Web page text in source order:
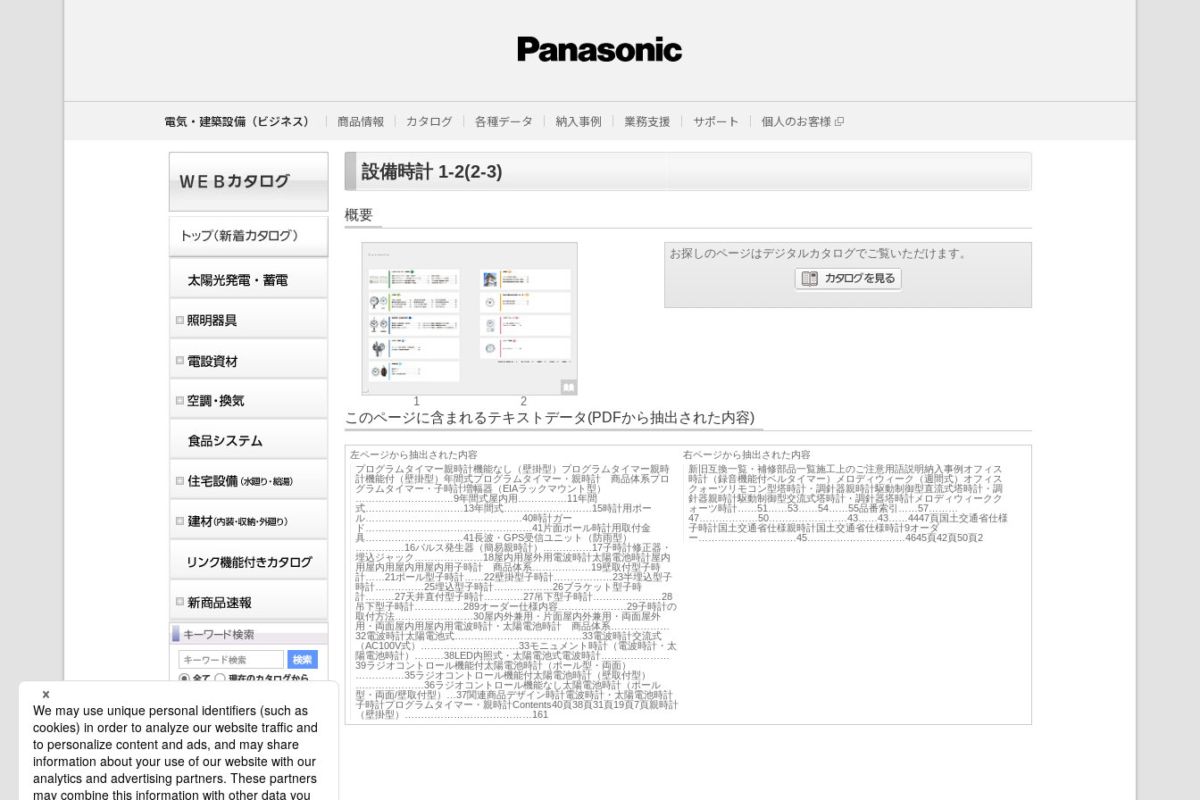
電気・建築設備（ビジネス） 商品情報 カタログ 各種データ 納入事例 業務支援 サポート 個人のお客様
設備時計 1-2(2-3)
概要
1 2
お探しのページはデジタルカタログでご覧いただけます。
このページに含まれるテキストデータ(PDFから抽出された内容)
左ページから抽出された内容
プログラムタイマー親時計機能なし（壁掛型）プログラムタイマー親時
計機能付（壁掛型）年間式プログラムタイマー・親時計 商品体系プロ
グラムタイマー・子時計増幅器（EIAラックマウント型）
…………………………9年間式屋内用……………11年間
式…………………………13年間式………………………15時計用ポー
ル…………………………………………40時計ガー
ド……………………………………………41片面ポール時計用取付金
具…………………………41長波・GPS受信ユニット（防雨型）
……………16パルス発生器（簡易親時計）……………17子時計修正器・
埋込ジャック…………………18屋内用屋外用電波時計太陽電池時計屋内
用屋内用屋内用屋内用子時計 商品体系………………19壁取付型子時
計……21ポール型子時計……22壁掛型子時計………………23半埋込型子
時計……………25埋込型子時計………………26ブラケット型子時
計………27天井直付型子時計…………27吊下型子時計…………………28
吊下型子時計……………289オーダー仕様内容…………………29子時計の
取付方法……………………30屋内外兼用・片面屋内外兼用・両面屋外
用・両面屋内用屋内用電波時計・太陽電池時計 商品体系………………
32電波時計太陽電池式…………………………………33電波時計交流式
（AC100V式）…………………………33モニュメント時計（電波時計・太
陽電池時計）………38LED内照式・太陽電池式電波時計…………………
39ラジオコントロール機能付太陽電池時計（ポール型・両面）
……………35ラジオコントロール機能付太陽電池時計（壁取付型）
…………………36ラジオコントロール機能なし太陽電池時計（ポール
型・両面/壁取付型）…37関連商品デザイン時計電波時計・太陽電池時計
子時計プログラムタイマー・親時計Contents40頁38頁31頁19頁7頁親時計
（壁掛型）…………………………………161
右ページから抽出された内容
新旧互換一覧・補修部品一覧施工上のご注意用語説明納入事例オフィス
時計（録音機能付ベルタイマー）メロディウィーク（週間式）オフィス
クォーツリモコン型塔時計・調針器親時計駆動制御型直流式塔時計・調
針器親時計駆動制御型交流式塔時計・調針器塔時計メロディウィークク
ォーツ時計……51……53……54……55品番索引……57………
47………………50……………………43……43……4447頁国土交通省仕様
子時計国土交通省仕様親時計国土交通省仕様時計9オーダ
ー…………………………45…………………………4645頁42頁50頁2
マイバインダーは空です。